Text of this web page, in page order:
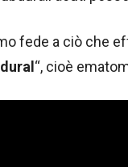
fede a ciò che
“, cioè